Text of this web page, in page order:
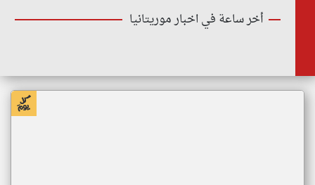
أخر ساعة في اخبار موريتانيا